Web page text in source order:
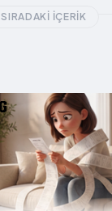
SIRADAKI İÇERIK